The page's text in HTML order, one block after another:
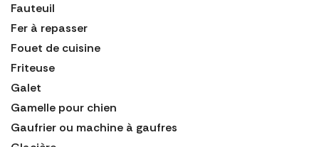
Fauteuil
Fer à repasser
Fouet de cuisine
Friteuse
Galet
Gamelle pour chien
Gaufrier ou machine à gaufres